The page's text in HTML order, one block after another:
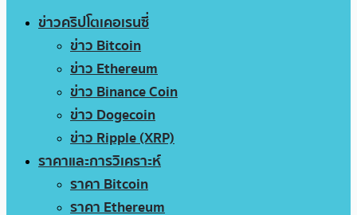
ข่าวคริปโตเคอเรนซี่
ข่าว Bitcoin
ข่าว Ethereum
ข่าว Binance Coin
ข่าว Dogecoin
ข่าว Ripple (XRP)
ราคาและการวิเคราะห์
ราคา Bitcoin
ราคา Ethereum